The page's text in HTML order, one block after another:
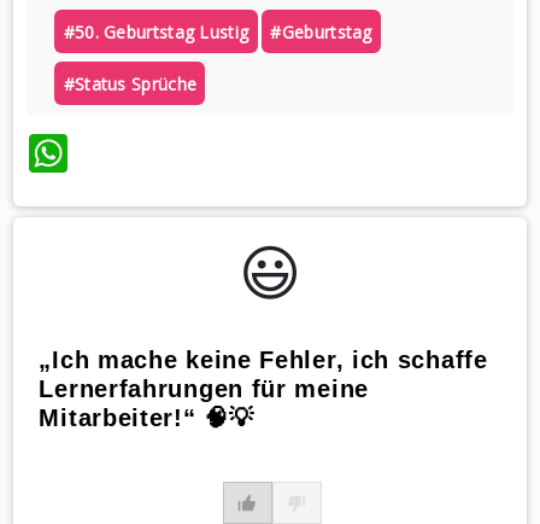
#50. Geburtstag Lustig #geburtstag
#status Sprüche
WhatsApp
😃️
„Ich mache keine Fehler, ich schaffe
Lernerfahrungen für meine
Mitarbeiter!“ 🧠💡